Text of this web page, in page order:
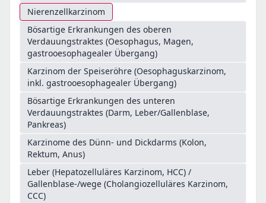
Nierenzellkarzinom
Bösartige Erkrankungen des oberen
Verdauungstraktes (Oesophagus, Magen,
gastrooesophagealer Übergang)
Karzinom der Speiseröhre (Oesophaguskarzinom,
inkl. gastrooesophagealer Übergang)
Bösartige Erkrankungen des unteren
Verdauungstraktes (Darm, Leber/Gallenblase,
Pankreas)
Karzinome des Dünn- und Dickdarms (Kolon,
Rektum, Anus)
Leber (Hepatozelluläres Karzinom, HCC) /
Gallenblase-/wege (Cholangiozelluläres Karzinom,
CCC)